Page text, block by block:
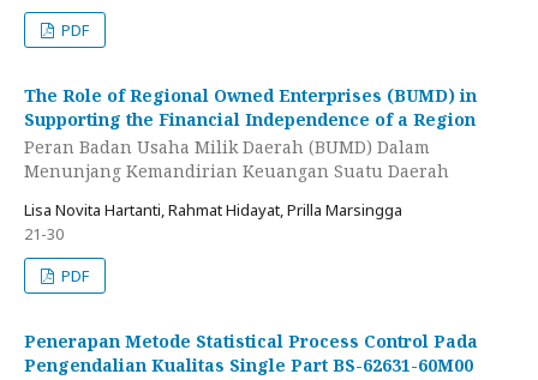
PDF
The Role of Regional Owned Enterprises (BUMD) in
Supporting the Financial Independence of a Region
Peran Badan Usaha Milik Daerah (BUMD) Dalam
Menunjang Kemandirian Keuangan Suatu Daerah
Lisa Novita Hartanti, Rahmat Hidayat, Prilla Marsingga
21-30
PDF
Penerapan Metode Statistical Process Control Pada
Pengendalian Kualitas Single Part BS-62631-60M00